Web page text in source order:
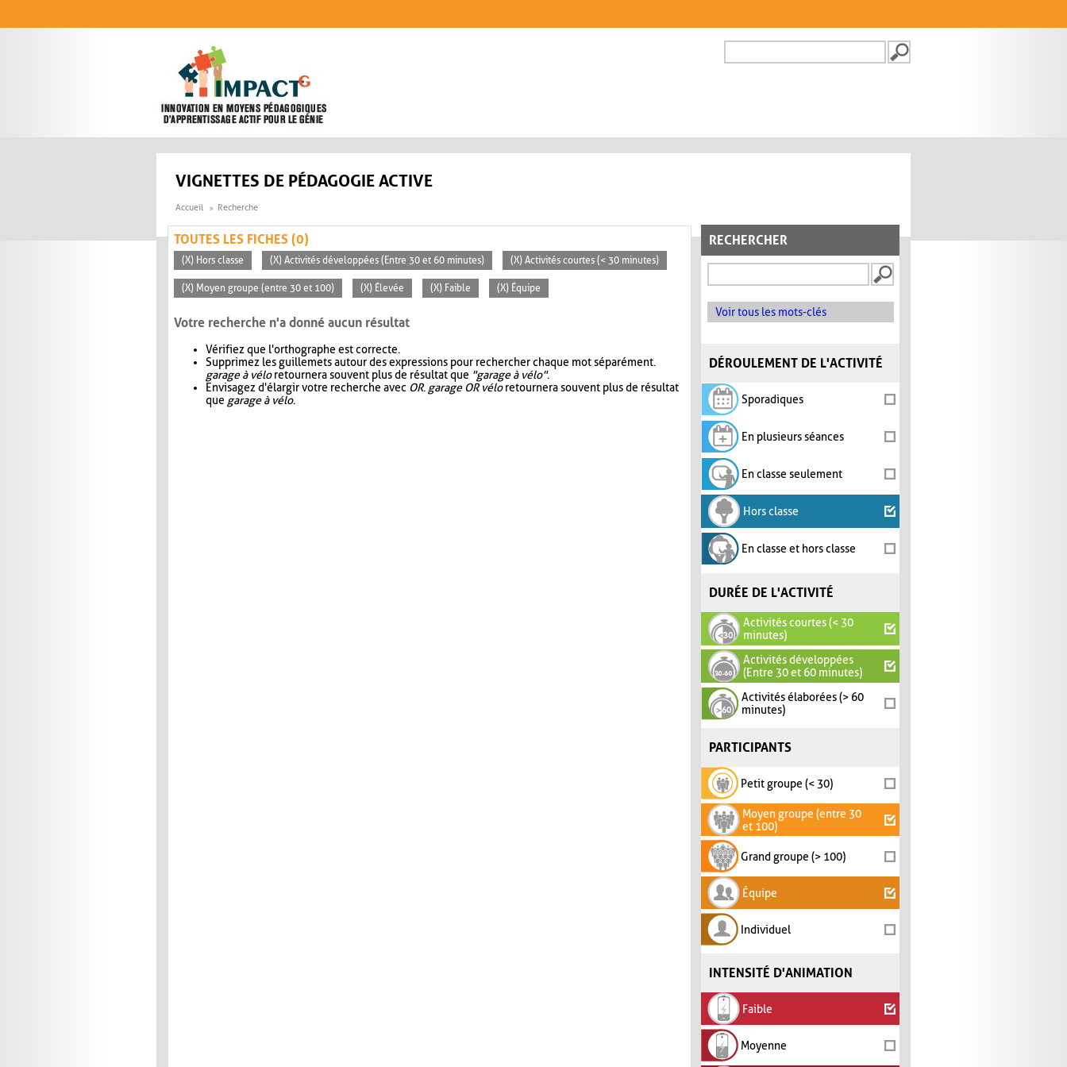
FORMULAIRE DE
VIGNETTES DE PÉDAGOGIE ACTIVE
Accueil Recherche
RECHERCHER
Voir tous les mots-clés
DÉROULEMENT DE L'ACTIVITÉ
Sporadiques
En plusieurs séances
En classe seulement
Hors classe
En classe et hors classe
DURÉE DE L'ACTIVITÉ
Activités courtes (< 30
minutes)
Activités développées
(Entre 30 et 60 minutes)
Activités élaborées (> 60
minutes)
PARTICIPANTS
Petit groupe (< 30)
Moyen groupe (entre 30
et 100)
Grand groupe (> 100)
Équipe
Individuel
INTENSITÉ D'ANIMATION
Faible
Moyenne
TOUTES LES FICHES (0)
(X) Hors classe (X) Activités développées (Entre 30 et 60 minutes) (X) Activités courtes (< 30 minutes)
(X) Moyen groupe (entre 30 et 100) (X) Élevée (X) Faible (X) Équipe
Votre recherche n'a donné aucun résultat
Vérifiez que l'orthographe est correcte.
Supprimez les guillemets autour des expressions pour rechercher chaque mot séparément.
garage à véloretournera souvent plus de résultat que "garage à vélo".
Envisagez d'élargir votre recherche avec OR. garage OR véloretournera souvent plus de résultat
que garage à vélo.